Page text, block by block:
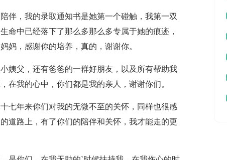
，我的录取通知书是她第一个碰触，我第一双
命中已经落下了那么多那么多专属于她的痕迹，
妈，感谢你的培养，真的，谢谢你。
父，还有爸爸的一群好朋友，以及所有帮助我
在我的心中，你们都是我的亲人，谢谢你们。
年来你们对我的无微不至的关怀，同样也很感
道路上，有了你们的陪伴和关怀，我才能走的更